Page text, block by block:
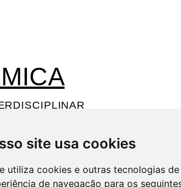
site usa cookies
utiliza cookies e outras tecnologias
de navegação para os